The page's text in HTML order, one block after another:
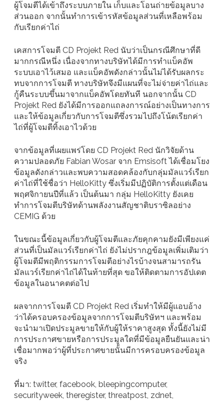
ผู้โจมตีได้เข้าถึงระบบภายใน เก็บและโอนถ่ายข้อมูลบาง
ส่วนออก จากนั้นทำการเข้ารหัสข้อมูลส่วนที่เหลือพร้อม
กับเรียกค่าไถ่
เคสการโจมตี CD Projekt Red นับว่าเป็นกรณีศึกษาที่ดี
มากกรณีหนึ่ง เนื่องจากทางบริษัทได้มีการทำแบ็คอัพ
ระบบเอาไว้เสมอ และแบ็คอัพดังกล่าวนั้นไม่ได้รับผลกระ
ทบจากการโจมตี ทางบริษัทจึงมีแผนที่จะไม่จ่ายค่าไถ่และ
กู้คืนระบบขึ้นมาจากแบ็คอัพโดยทันที นอกจากนั้น CD
Projekt Red ยังได้มีการออกแถลงการณ์อย่างเป็นทางการ
และให้ข้อมูลเกี่ยวกับการโจมตีซึ่งรวมไปถึงโน้ตเรียกค่า
ไถ่ที่ผู้โจมตีทิ้งเอาไวด้วย
จากข้อมูลที่เผยแพร่โดย CD Projekt Red นักวิจัยด้าน
ความปลอดภัย Fabian Wosar จาก Emsisoft ได้เชื่อมโยง
ข้อมูลดังกล่าวและพบความสอดคล้องกับกลุ่มมัลแวร์เรียก
ค่าไถ่ที่ใช้ชื่อว่า HelloKitty ซึ่งเริ่มมีปฏิบัติการตั้งแต่เดือน
พฤศจิกายนปีที่แล้ว เป็นต้นมา กลุ่ม HelloKitty ยังเคย
ทำการโจมตีบริษัทด้านพลังงานสัญชาติบราซิลอย่าง
CEMIG ด้วย
ในขณะนี้ข้อมูลเกี่ยวกับผู้โจมตีและภัยคุกคามยังมีเพียงแค่
ส่วนที่เป็นมัลแวร์เรียกค่าไถ่ ยังไม่ปรากฎข้อมูลเพิ่มเติมว่า
ผู้โจมตีมีพฤติกรรมการโจมตีอย่างไรบ้างจนสามารถรัน
มัลแวร์เรียกค่าไถ่ได้ในท้ายที่สุด ขอให้ติดตามการอัปเดต
ข้อมูลในอนาคตต่อไป
ผลจากการโจมตี CD Projekt Red เริ่มทำให้มีผู้แอบอ้าง
ว่าได้ครอบครองข้อมูลจากการโจมตีบริษัทฯ และพร้อม
จะนำมาเปิดประมูลขายให้กับผู้ให้ราคาสูงสุด ทั้งนี้ยังไม่มี
การประกาศขายหรือการประมูลใดที่มีข้อมูลยืนยันและน่า
เชื่อมากพอว่าผู้ที่ประกาศขายนั้นมีการครอบครองข้อมูล
จริง
ที่มา: twitter, facebook, bleepingcomputer,
securityweek, theregister, threatpost, zdnet,